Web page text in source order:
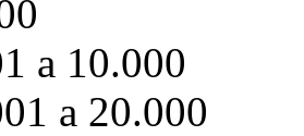
a 10.000
a 20.000